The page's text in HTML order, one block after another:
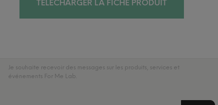
TÉLÉCHARGER LA FICHE PRODUIT
Je souhaite recevoir des messages sur les produits, services et
événements For Me Lab.